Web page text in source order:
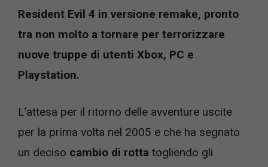
Resident Evil 4 in versione remake, pronto
tra non molto a tornare per terrorizzare
nuove truppe di utenti Xbox, PC e
Playstation.
L’attesa per il ritorno delle avventure uscite
per la prima volta nel 2005 e che ha segnato
un deciso cambio di rotta togliendo gli